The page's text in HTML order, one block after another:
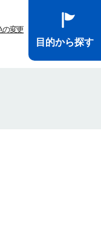
の変更
目的から探す